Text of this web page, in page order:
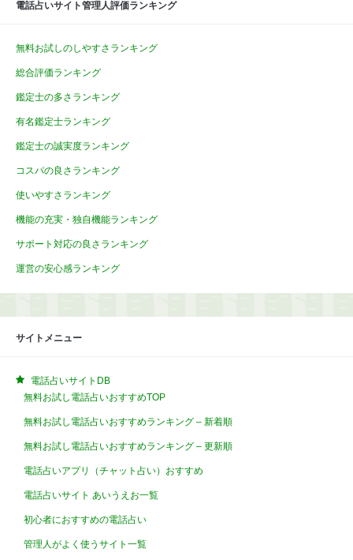
電話占いサイト管理人評価ランキング
無料お試しのしやすさランキング
総合評価ランキング
鑑定士の多さランキング
有名鑑定士ランキング
鑑定士の誠実度ランキング
コスパの良さランキング
使いやすさランキング
機能の充実・独自機能ランキング
サポート対応の良さランキング
運営の安心感ランキング
サイトメニュー
電話占いサイトDB
無料お試し電話占いおすすめTOP
無料お試し電話占いおすすめランキング – 新着順
無料お試し電話占いおすすめランキング – 更新順
電話占いアプリ（チャット占い）おすすめ
電話占いサイト あいうえお一覧
初心者におすすめの電話占い
管理人がよく使うサイト一覧